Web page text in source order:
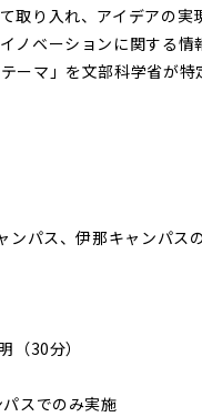
取り入れ、アイデアの実
ベーションに関する情
ーマ」を文部科学省が特
パス、伊那キャンパス
30分）
でのみ実施